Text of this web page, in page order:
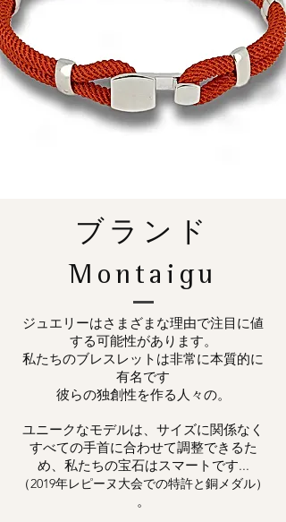
ブランド
Montaigu
ジュエリーはさまざまな理由で注目に値
する可能性があります。
私たちのブレスレットは非常に本質的に
有名です
彼らの独創性を作る人々の。
ユニークなモデルは、サイズに関係なく
すべての手首に合わせて調整できるた
め、私たちの宝石はスマートです...
（2019年レピーヌ大会での特許と銅メダル）
。